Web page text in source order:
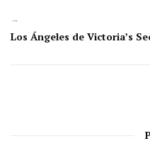
→
Los Ángeles de Victoria’s